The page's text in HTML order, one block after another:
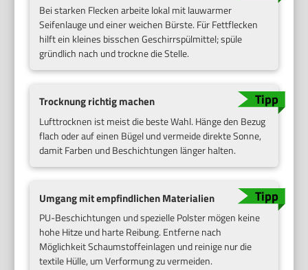
Bei starken Flecken arbeite lokal mit lauwarmer
Seifenlauge und einer weichen Bürste. Für Fettflecken
hilft ein kleines bisschen Geschirrspülmittel; spüle
gründlich nach und trockne die Stelle.
Trocknung richtig machen
Lufttrocknen ist meist die beste Wahl. Hänge den Bezug
flach oder auf einen Bügel und vermeide direkte Sonne,
damit Farben und Beschichtungen länger halten.
Umgang mit empfindlichen Materialien
PU-Beschichtungen und spezielle Polster mögen keine
hohe Hitze und harte Reibung. Entferne nach
Möglichkeit Schaumstoffeinlagen und reinige nur die
textile Hülle, um Verformung zu vermeiden.